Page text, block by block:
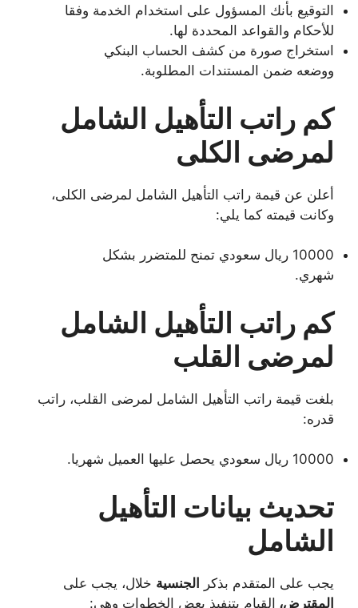
التوقيع بأنك المسؤول على استخدام الخدمة وفقا
للأحكام والقواعد المحددة لها.
استخراج صورة من كشف الحساب البنكي
ووضعه ضمن المستندات المطلوبة.
كم راتب التأهيل الشامل
لمرضى الكلى
أعلن عن قيمة راتب التأهيل الشامل لمرضى الكلى،
وكانت قيمته كما يلي:
10000 ريال سعودي تمنح للمتضرر بشكل
شهري.
كم راتب التأهيل الشامل
لمرضى القلب
بلغت قيمة راتب التأهيل الشامل لمرضى القلب، راتب
قدره:
10000 ريال سعودي يحصل عليها العميل شهريا.
تحديث بيانات التأهيل
الشامل
يجب على المتقدم بذكر الجنسية خلال، يجب على
المقترض، القيام بتنفيذ بعض الخطوات وهي: